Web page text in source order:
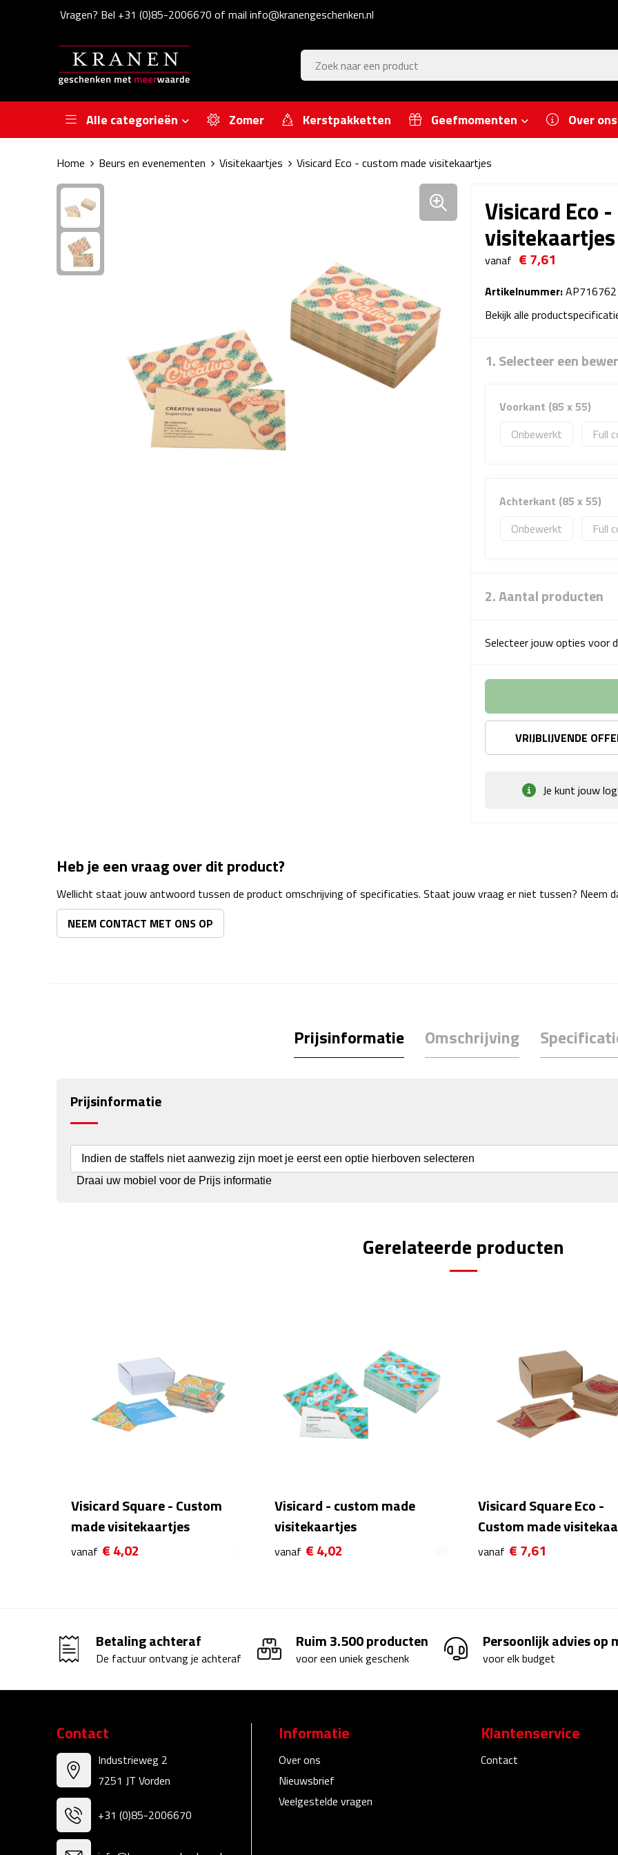
Vragen? Bel +31 (0)85-2006670 of mail info@kranengeschenken.nl
Alle categorieën Zomer Kerstpakketten Geefmomenten Over ons
Home Beurs en evenementen Visitekaartjes Visicard Eco - custom made visitekaartjes
Visicard Eco
visitekaartjes
vanaf € 7,61
Artikelnummer:AP716762
Bekijk alle
1. Selecteer een
Voorkant (85 x 55)
Onbewerkt
Full
Achterkant (85 x 55)
Onbewerkt
Full
2. Aantal producten
Selecteer jouw opties voor
VRIJBLIJVENDE
Je kunt jouw
Heb je een vraag over dit product?
Wellicht staat jouw antwoord tussen de product omschrijving of specificaties. Staat jouw vraag er niet tussen? Neem
NEEM CONTACT MET ONS OP
Prijsinformatie Omschrijving
Prijsinformatie
Indien de staffels niet aanwezig zijn moet je eerst een optie hierboven selecteren
Draai uw mobiel voor de Prijs informatie
Gerelateerde producten
Visicard Square - Custom
made visitekaartjes
vanaf € 4,02
Visicard - custom made
visitekaartjes
vanaf € 4,02
Visicard Square Eco -
Custom made
vanaf € 7,61
Betaling achteraf
De factuur ontvang je achteraf
Ruim 3.500 producten
voor een uniek geschenk
Persoonlijk advies op
voor elk budget
Contact
Industrieweg 2
7251 JT Vorden
+31 (0)85-2006670
Informatie
Over ons
Nieuwsbrief
Veelgestelde vragen
Klantenservice
Contact